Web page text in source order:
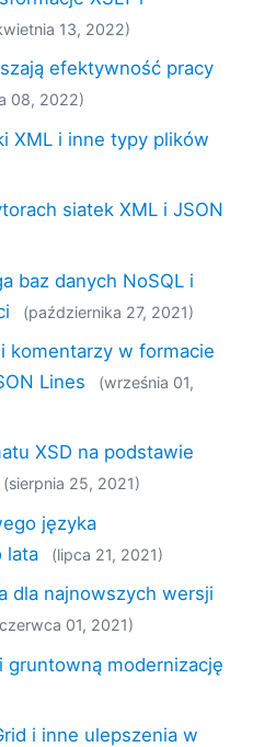
13, 2022)
efektywność pracy
08, 2022)
XML i inne typy plików
siatek XML i JSON
baz danych NoSQL i
(października 27, 2021)
komentarzy w formacie
Lines
(września 01,
XSD na podstawie
(sierpnia 25, 2021)
języka
lata
(lipca 21, 2021)
dla najnowszych wersji
01, 2021)
gruntowną modernizację
i inne ulepszenia w